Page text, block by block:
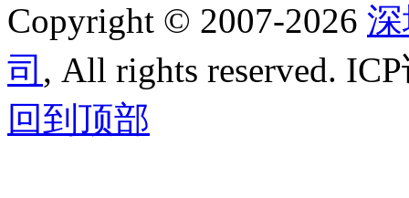
Copyright © 2007-2026
司 , All rights reserved.
回到顶部